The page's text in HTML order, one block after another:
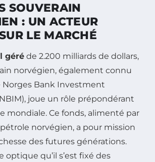
SOUVERAIN
: UN ACTEUR
LE MARCHÉ
géré de 2.200 milliards de dollars,
norvégien, également connu
Norges Bank Investment
joue un rôle prépondérant
mondiale. Ce fonds, alimenté par
norvégien, a pour mission
des futures générations.
optique qu’il s’est fixé des